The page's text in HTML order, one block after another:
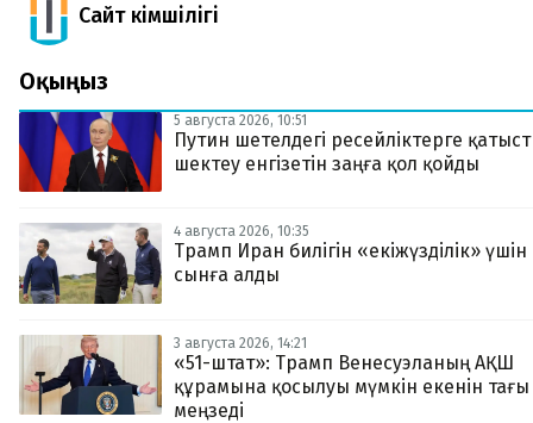
Сайт Әкімшілігі
Оқыңыз
5 августа 2026, 10:51
Путин шетелдегі ресейліктерге
шектеу енгізетін заңға қол қойды
4 августа 2026, 10:35
Трамп Иран билігін «екіжүзділік» үшін
сынға алды
3 августа 2026, 14:21
«51-штат»: Трамп Венесуэланың АҚШ
құрамына қосылуы мүмкін екенін тағы
меңзеді